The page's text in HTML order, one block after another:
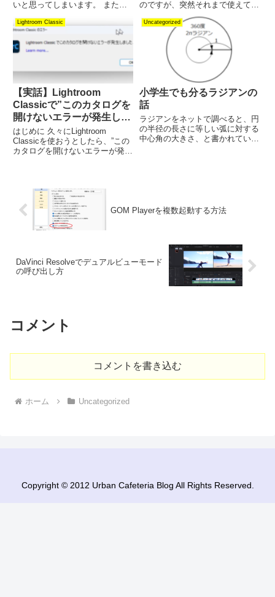
いと思ってしまいます。 また若
るので、だったらと入社早々に生
命保険のおばちゃんに言われて、
月々数千円の終身保険に入ったり
するのが良くある姿ではないで
のですが、突然それまで使えてい
用サービスを停止されてしまいま
した。 そんな訳で、思い切って
サーバーをConoHaに変更しまし
た。 そうなると自力でCGIカウ
ンタ をインストールしなければ
ならないのですが、悪戦苦闘の末
ようやくカウンターが動く様にな
りました。
Lightroom Classic
【実話】Lightroom
Classicで”このカタログを
開けないエラーが発生しま
した”と表示された場合の
対処方法
はじめに 久々にLightroom
Classicを使おうとしたら、”この
カタログを開けないエラーが発生
もありません。 ちなみにOKをク
リックすると、...
Uncategorized
小学生でも分るラジアンの
話
ラジアンをネットで調べると、円
の半径の長さに等しい弧に対する
中心角の大きさ、と書かれていま
GOM Playerを複数起動する方法
DaVinci Resolveでデュアルビューモード
の呼び出し方
コメント
コメントを書き込む
ホーム Uncategorized
Copyright © 2012 Urban Cafeteria Blog All Rights Reserved.